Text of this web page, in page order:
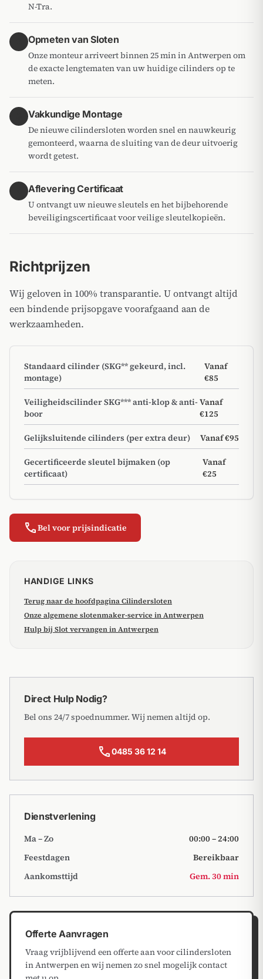
N-Tra.
Opmeten van Sloten
Onze monteur arriveert binnen 25 min in Antwerpen om
de exacte lengtematen van uw huidige cilinders op te
meten.
Vakkundige Montage
De nieuwe cilindersloten worden snel en nauwkeurig
gemonteerd, waarna de sluiting van de deur uitvoerig
wordt getest.
Aflevering Certificaat
U ontvangt uw nieuwe sleutels en het bijbehorende
beveiligingscertificaat voor veilige sleutelkopieën.
Richtprijzen
Wij geloven in 100% transparantie. U ontvangt altijd
een bindende prijsopgave voorafgaand aan de
werkzaamheden.
Standaard cilinder (SKG** gekeurd, incl.
montage)
Vanaf
€85
Veiligheidscilinder SKG*** anti-klop & anti-
boor
Vanaf
€125
Gelijksluitende cilinders (per extra deur) Vanaf €95
Gecertificeerde sleutel bijmaken (op
certificaat)
Vanaf
€25
callBel voor prijsindicatie
HANDIGE LINKS
Terug naar de hoofdpagina Cilindersloten
Onze algemene slotenmaker-service in Antwerpen
Hulp bij Slot vervangen in Antwerpen
Direct Hulp Nodig?
Bel ons 24/7 spoednummer. Wij nemen altijd op.
call0485 36 12 14
Dienstverlening
Ma – Zo
00:00 – 24:00
Feestdagen
Bereikbaar
Aankomsttijd
Gem. 30 min
Offerte Aanvragen
Vraag vrijblijvend een offerte aan voor cilindersloten
in Antwerpen en wij nemen zo snel mogelijk contact